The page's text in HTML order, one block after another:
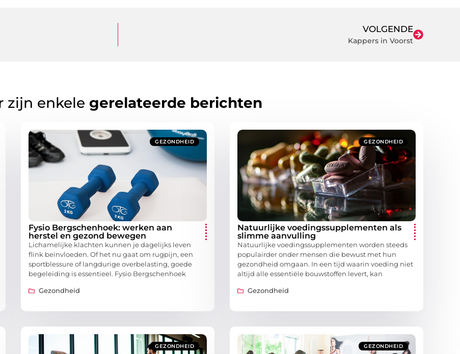
VOLGENDE
Kappers in Voorst
zijn enkele gerelateerde berichten
GEZONDHEID
Fysio Bergschenhoek: werken aan
herstel en gezond bewegen
Lichamelijke klachten kunnen je dagelijks leven
flink beïnvloeden. Of het nu gaat om rugpijn, een
sportblessure of langdurige overbelasting, goede
begeleiding is essentieel. Fysio Bergschenhoek
Gezondheid
GEZONDHEID
Natuurlijke voedingssupplementen als
slimme aanvulling
Natuurlijke voedingssupplementen worden steeds
populairder onder mensen die bewust met hun
gezondheid omgaan. In een tijd waarin voeding niet
altijd alle essentiële bouwstoffen levert, kan
Gezondheid
GEZONDHEID GEZONDHEID